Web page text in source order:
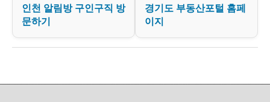
인천 알림방 구인구직 방
문하기
경기도 부동산포털 홈페
이지